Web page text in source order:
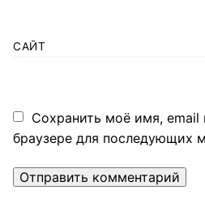
САЙТ
Сохранить моё имя, email
браузере для последующих